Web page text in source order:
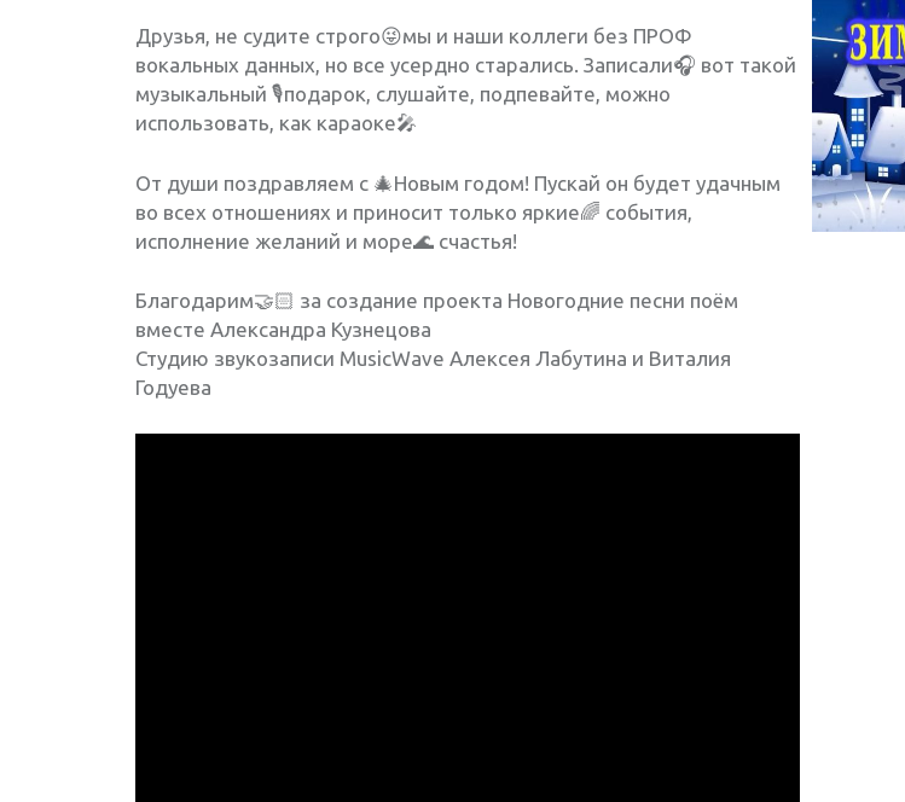
Друзья, не судите строго😜мы и наши коллеги без ПРОФ
вокальных данных, но все усердно старались. Записали🎧 вот такой
музыкальный 🎙подарок, слушайте, подпевайте, можно
использовать, как караоке🎤
От души поздравляем с 🎄Новым годом! Пускай он будет удачным
во всех отношениях и приносит только яркие🌈 события,
исполнение желаний и море🌊 счастья!
Благодарим🤝🏻 за создание проекта Новогодние песни поём
вместе Александра Кузнецова
Студию звукозаписи MusicWave Алексея Лабутина и Виталия
Годуева